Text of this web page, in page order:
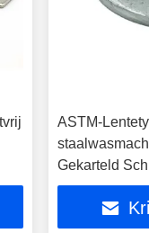
ASTM-
Gekarteld